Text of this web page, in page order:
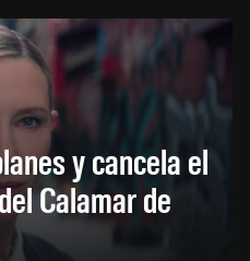
y cancela el
Calamar de